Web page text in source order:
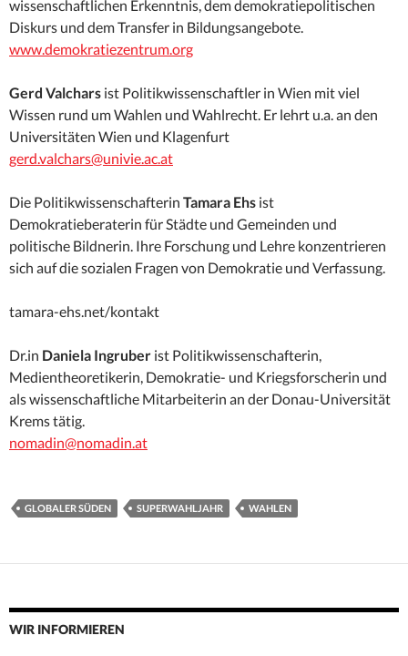
wissenschaftlichen Erkenntnis, dem demokratiepolitischen
Diskurs und dem Transfer in Bildungsangebote.
www.demokratiezentrum.org
Gerd Valchars ist Politikwissenschaftler in Wien mit viel
Wissen rund um Wahlen und Wahlrecht. Er lehrt u.a. an den
Universitäten Wien und Klagenfurt
gerd.valchars@univie.ac.at
Die Politikwissenschafterin Tamara Ehs ist
Demokratieberaterin für Städte und Gemeinden und
politische Bildnerin. Ihre Forschung und Lehre konzentrieren
sich auf die sozialen Fragen von Demokratie und Verfassung.
tamara-ehs.net/kontakt
Dr.in Daniela Ingruber ist Politikwissenschafterin,
Medientheoretikerin, Demokratie- und Kriegsforscherin und
als wissenschaftliche Mitarbeiterin an der Donau-Universität
Krems tätig.
nomadin@nomadin.at
GLOBALER SÜDEN SUPERWAHLJAHR WAHLEN
WIR INFORMIEREN